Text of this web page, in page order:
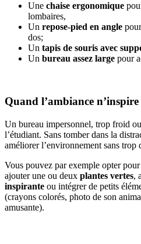
Une chaise ergonomique
lombaires,
Un repose-pied en angle
dos;
Un tapis de souris avec
Un bureau assez large pour
Quand l’ambiance n’inspire
Un bureau impersonnel, trop froid
l’étudiant. Sans tomber dans la
améliorer l’environnement sans trop
Vous pouvez par exemple opter pour
ajouter une ou deux plantes vertes,
inspirante ou intégrer de petits
(crayons colorés, photo de son
amusante).